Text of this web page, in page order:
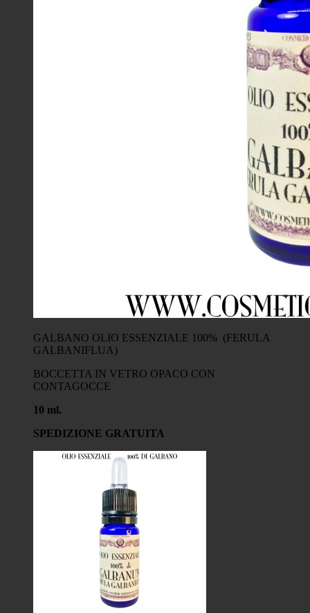
GALBANO OLIO ESSENZIALE 100% (FERULA
GALBANIFLUA)
BOCCETTA IN VETRO OPACO CON
CONTAGOCCE
10 ml.
SPEDIZIONE GRATUITA